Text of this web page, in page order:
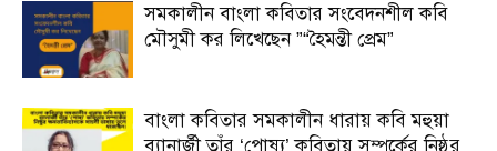
সমকালীন বাংলা কবিতার সংবেদনশীল কবি
মৌসুমী কর লিখেছেন ”“হৈমন্তী প্রেম”
বাংলা কবিতার সমকালীন ধারায় কবি মহুয়া
ব্যানার্জী তাঁর ‘পোষ্য’ কবিতায় সম্পর্কের নিষ্ঠুর